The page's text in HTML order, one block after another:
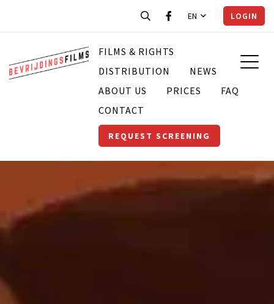
EN LOGIN
FILMS & RIGHTS
DISTRIBUTION
NEWS
ABOUT US
PRICES
FAQ
CONTACT
REQUEST SCREENING